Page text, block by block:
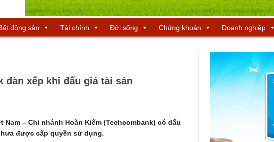
động sản Tài chính Đời sống Chứng khoán Doanh nghiệp
dàn xếp khi đấu giá tài sản
– Chi nhánh Hoàn Kiếm (Techcombank) có dấu
được cấp quyền sử dụng.